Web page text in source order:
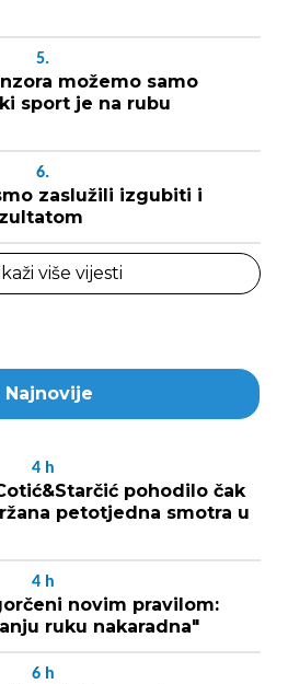
5.
možemo samo
sport je na rubu
6.
zaslužili izgubiti i
više vijesti
Najnovije
4 h
pohodilo čak
petotjedna smotra u
4 h
novim pravilom:
ruku nakaradna"
6 h